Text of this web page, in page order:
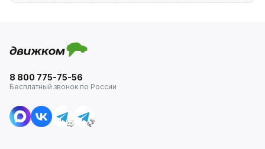
8 800 775-75-56
Бесплатный звонок по России